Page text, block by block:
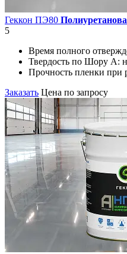
Геккон ПЭ80
5
Время полного
Твердость по Шору А:
Прочность пленки при
Заказать Цена по запросу